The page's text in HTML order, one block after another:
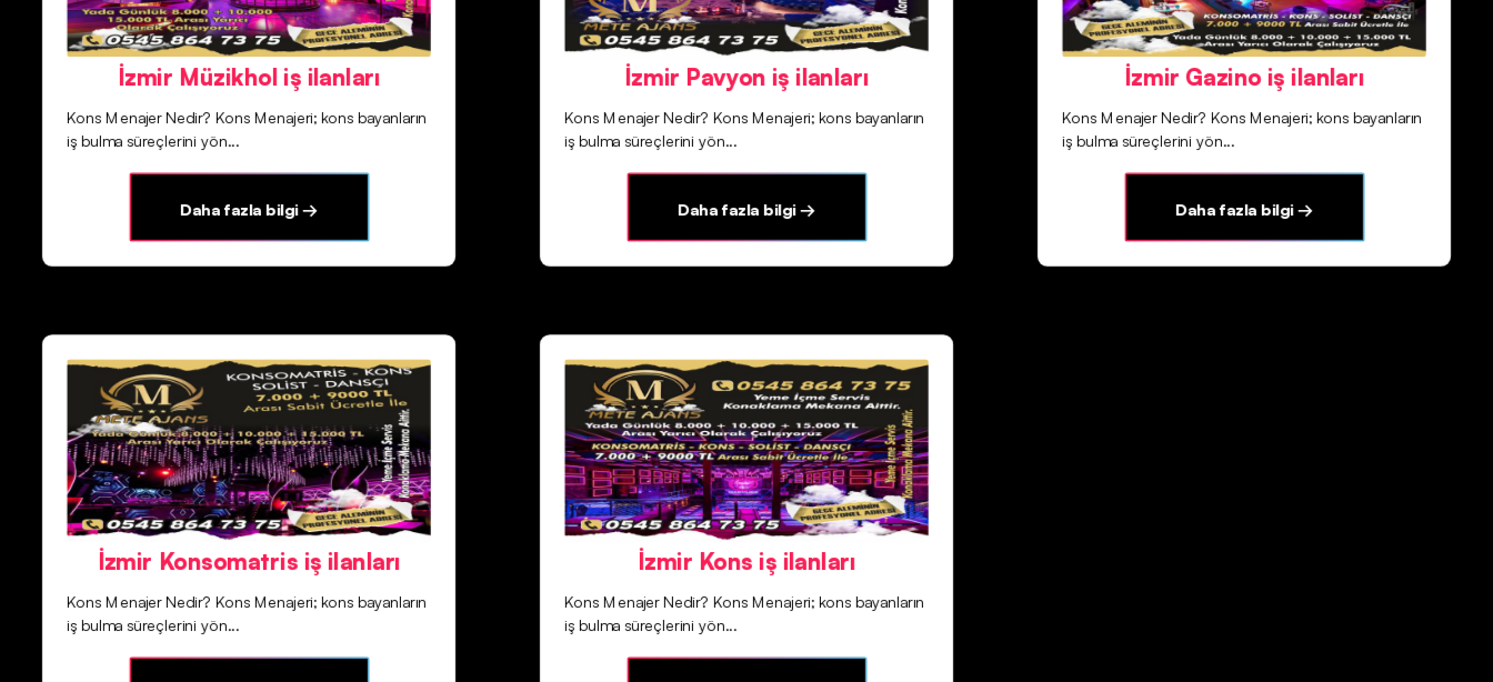
İzmir Müzikhol iş ilanları
Kons Menajer Nedir? Kons Menajeri; kons bayanların
iş bulma süreçlerini yön...
Daha fazla bilgi →
İzmir Pavyon iş ilanları
Kons Menajer Nedir? Kons Menajeri; kons bayanların
iş bulma süreçlerini yön...
Daha fazla bilgi →
İzmir Gazino iş ilanları
Kons Menajer Nedir? Kons Menajeri; kons bayanların
iş bulma süreçlerini yön...
Daha fazla bilgi →
İzmir Konsomatris iş ilanları
Kons Menajer Nedir? Kons Menajeri; kons bayanların
iş bulma süreçlerini yön...
İzmir Kons iş ilanları
Kons Menajer Nedir? Kons Menajeri; kons bayanların
iş bulma süreçlerini yön...